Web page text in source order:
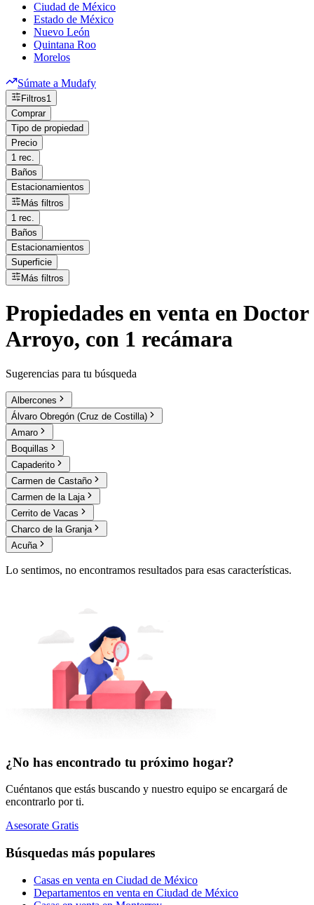
Ciudad de México
Estado de México
Nuevo León
Quintana Roo
Morelos
Súmate a Mudafy
Filtros1
Comprar
Tipo de propiedad
Precio
1 rec.
Baños
Estacionamientos
Más filtros
1 rec.
Baños
Estacionamientos
Superficie
Más filtros
Propiedades en venta en Doctor
Arroyo, con 1 recámara
Sugerencias para tu búsqueda
Albercones
Álvaro Obregón (Cruz de Costilla)
Amaro
Boquillas
Capaderito
Carmen de Castaño
Carmen de la Laja
Cerrito de Vacas
Charco de la Granja
Acuña
Lo sentimos, no encontramos resultados para esas características.
¿No has encontrado tu próximo hogar?
Cuéntanos que estás buscando y nuestro equipo se encargará de
encontrarlo por ti.
Asesorate Gratis
Búsquedas más populares
Casas en venta en Ciudad de México
Departamentos en venta en Ciudad de México